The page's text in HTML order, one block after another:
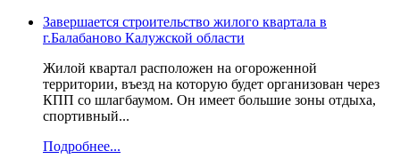
Завершается строительство жилого квартала в
г.Балабаново Калужской области
Жилой квартал расположен на огороженной
территории, въезд на которую будет организован через
КПП со шлагбаумом. Он имеет большие зоны отдыха,
спортивный...
Подробнее...